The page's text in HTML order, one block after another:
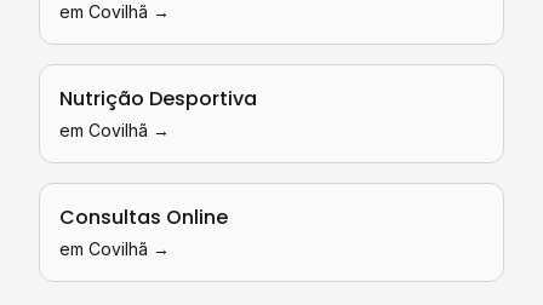
em Covilhã →
Nutrição Desportiva
em Covilhã →
Consultas Online
em Covilhã →